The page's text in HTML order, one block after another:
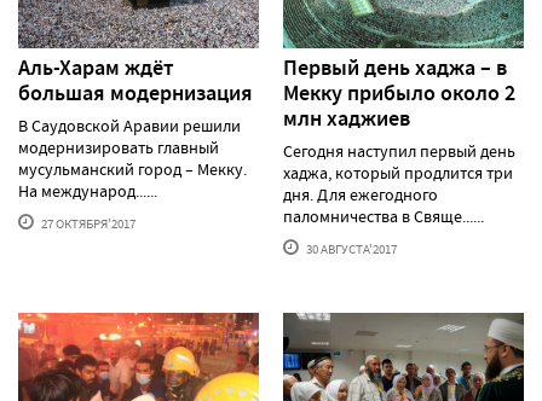
Аль-Харам ждёт
большая модернизация
В Саудовской Аравии решили
модернизировать главный
мусульманский город – Мекку.
На международ......
27 ОКТЯБРЯ'2017
Первый день хаджа – в
Мекку прибыло около 2
млн хаджиев
Сегодня наступил первый день
хаджа, который продлится три
дня. Для ежегодного
паломничества в Свяще......
30 АВГУСТА'2017